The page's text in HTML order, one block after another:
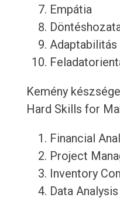
Empátia
Adaptabilitás
Kemény
Hard Skills for
Financial
Project
Inventory
Data Analysis